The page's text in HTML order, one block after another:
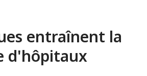
entraînent la
d'hôpitaux